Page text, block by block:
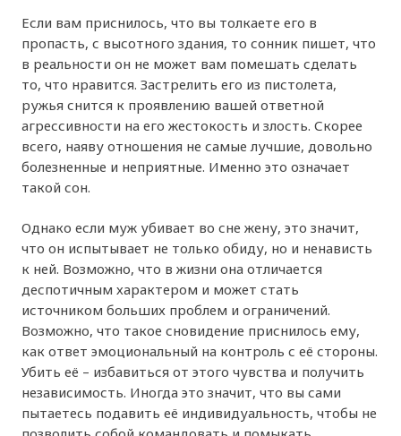
Если вам приснилось, что вы толкаете его в
пропасть, с высотного здания, то сонник пишет, что
в реальности он не может вам помешать сделать
то, что нравится. Застрелить его из пистолета,
ружья снится к проявлению вашей ответной
агрессивности на его жестокость и злость. Скорее
всего, наяву отношения не самые лучшие, довольно
болезненные и неприятные. Именно это означает
такой сон.
Однако если муж убивает во сне жену, это значит,
что он испытывает не только обиду, но и ненависть
к ней. Возможно, что в жизни она отличается
деспотичным характером и может стать
источником больших проблем и ограничений.
Возможно, что такое сновидение приснилось ему,
как ответ эмоциональный на контроль с её стороны.
Убить её – избавиться от этого чувства и получить
независимость. Иногда это значит, что вы сами
пытаетесь подавить её индивидуальность, чтобы не